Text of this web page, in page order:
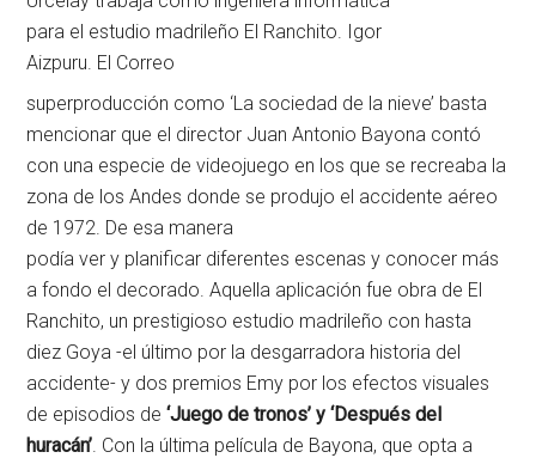
para el estudio madrileño El Ranchito. Igor
Aizpuru. El Correo
superproducción como ‘La sociedad de la nieve’ basta
mencionar que el director Juan Antonio Bayona contó
con una especie de videojuego en los que se recreaba la
zona de los Andes donde se produjo el accidente aéreo
de 1972. De esa manera
podía ver y planificar diferentes escenas y conocer más
a fondo el decorado. Aquella aplicación fue obra de El
Ranchito, un prestigioso estudio madrileño con hasta
diez Goya -el último por la desgarradora historia del
accidente- y dos premios Emy por los efectos visuales
de episodios de‘Juego de tronos’ y ‘Después del
huracán’ . Con la última película de Bayona, que opta a